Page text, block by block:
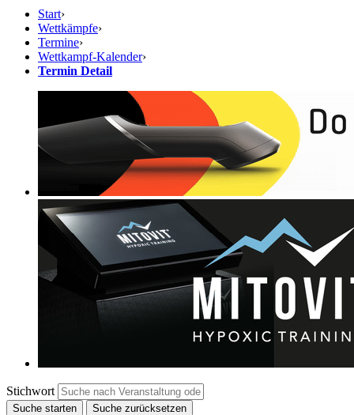
Start›
Wettkämpfe›
Termine›
Wettkampf-Kalender›
Termin Detail
Stichwort
Suche starten Suche zurücksetzen